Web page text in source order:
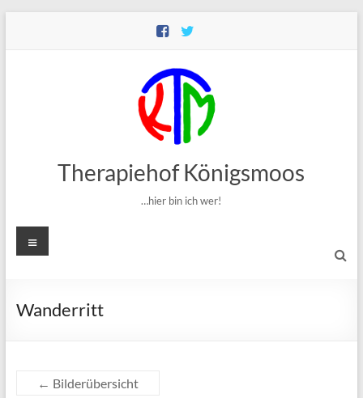
Therapiehof Königsmoos
…hier bin ich wer!
Menü
Wanderritt
← Bilderübersicht